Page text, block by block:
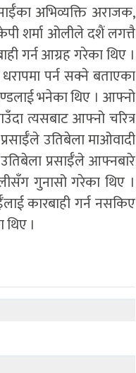
अभिव्यक्ति अराजक,
शर्मा अ‍ोलीले दशैं लगत्तै
गर्न आग्रह गरेका थिए ।
पर्न सक्ने बताएका
भनेका थिए । आफ्नो
त्यसबाट आफ्नो चरित्र
उतिबेला माओवादी
प्रसाईँले आफ्नबारे
गुनासो गरेका थिए ।
कारबाही गर्न नसकिए
।